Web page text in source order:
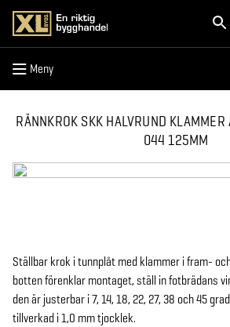
Meny
Meny
RÄNNKROK SKK HALVRUND KLAMMER
044 125MM
Ställbar krok i tunnplåt med klammer i fram-
botten förenklar montaget, ställ in fotbrädans
den är justerbar i 7, 14, 18, 22, 27, 38 och 45
tillverkad i 1,0 mm tjocklek.